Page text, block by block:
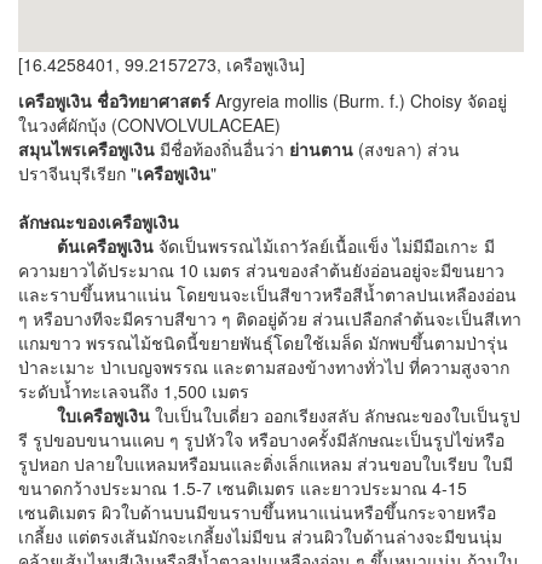
[16.4258401, 99.2157273, เครือพูเงิน]
เครือพูเงิน ชื่อวิทยาศาสตร์ Argyreia mollis (Burm. f.) Choisy จัดอยู่
ในวงศ์ผักบุ้ง (CONVOLVULACEAE)
สมุนไพรเครือพูเงิน มีชื่อท้องถิ่นอื่นว่า ย่านตาน (สงขลา) ส่วน
ปราจีนบุรีเรียก "เครือพูเงิน"
ลักษณะของเครือพูเงิน
ต้นเครือพูเงิน จัดเป็นพรรณไม้เถาวัลย์เนื้อแข็ง ไม่มีมือเกาะ มี
ความยาวได้ประมาณ 10 เมตร ส่วนของลำต้นยังอ่อนอยู่จะมีขนยาว
และราบขึ้นหนาแน่น โดยขนจะเป็นสีขาวหรือสีน้ำตาลปนเหลืองอ่อน
ๆ หรือบางทีจะมีคราบสีขาว ๆ ติดอยู่ด้วย ส่วนเปลือกลำต้นจะเป็นสีเทา
แกมขาว พรรณไม้ชนิดนี้ขยายพันธุ์โดยใช้เมล็ด มักพบขึ้นตามป่ารุ่น
ป่าละเมาะ ป่าเบญจพรรณ และตามสองข้างทางทั่วไป ที่ความสูงจาก
ระดับน้ำทะเลจนถึง 1,500 เมตร
ใบเครือพูเงิน ใบเป็นใบเดี่ยว ออกเรียงสลับ ลักษณะของใบเป็นรูป
รี รูปขอบขนานแคบ ๆ รูปหัวใจ หรือบางครั้งมีลักษณะเป็นรูปไข่หรือ
รูปหอก ปลายใบแหลมหรือมนและติ่งเล็กแหลม ส่วนขอบใบเรียบ ใบมี
ขนาดกว้างประมาณ 1.5-7 เซนติเมตร และยาวประมาณ 4-15
เซนติเมตร ผิวใบด้านบนมีขนราบขึ้นหนาแน่นหรือขึ้นกระจายหรือ
เกลี้ยง แต่ตรงเส้นมักจะเกลี้ยงไม่มีขน ส่วนผิวใบด้านล่างจะมีขนนุ่ม